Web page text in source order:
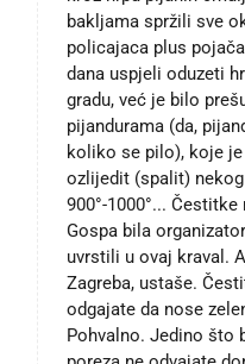
bakljama spržili sve
policajaca plus
dana uspjeli oduzeti
gradu, već je bilo
pijandurama (da,
koliko se pilo), koje
ozlijedit (spalit)
900°-1000°...
Gospa bila
uvrstili u ovaj kraval.
Zagreba, ustaše.
odgajate da nose
Pohvalno. Jedino što